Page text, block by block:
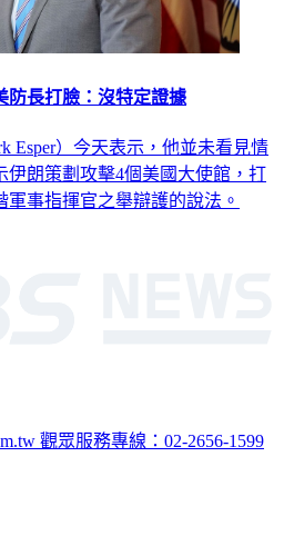
長打臉：沒特定證據
Esper）今天表示，他並未看見情
伊朗策劃攻擊4個美國大使館，打
事指揮官之舉辯護的說法。
觀眾服務專線：02-2656-1599